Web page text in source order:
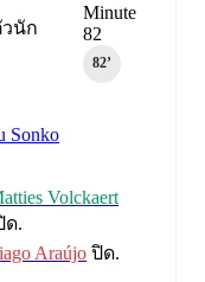
Minute
82
82‎’‎
วนัก
Sonko
Volckaert
ด.
Araújo ปิด.